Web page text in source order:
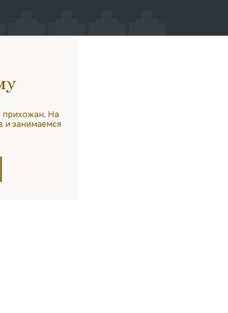
прихожан. На
и занимаемся